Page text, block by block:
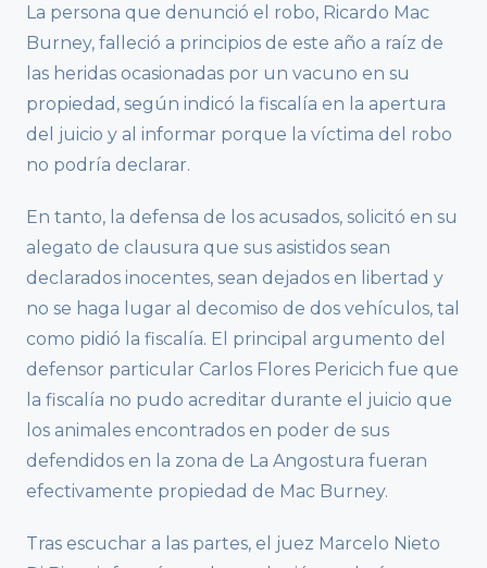
La persona que denunció el robo, Ricardo Mac
Burney, falleció a principios de este año a raíz de
las heridas ocasionadas por un vacuno en su
propiedad, según indicó la fiscalía en la apertura
del juicio y al informar porque la víctima del robo
no podría declarar.
En tanto, la defensa de los acusados, solicitó en su
alegato de clausura que sus asistidos sean
declarados inocentes, sean dejados en libertad y
no se haga lugar al decomiso de dos vehículos, tal
como pidió la fiscalía. El principal argumento del
defensor particular Carlos Flores Pericich fue que
la fiscalía no pudo acreditar durante el juicio que
los animales encontrados en poder de sus
defendidos en la zona de La Angostura fueran
efectivamente propiedad de Mac Burney.
Tras escuchar a las partes, el juez Marcelo Nieto